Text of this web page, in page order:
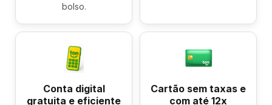
bolso.
Conta digital
gratuita e eficiente
Cartão sem taxas e
com até 12x